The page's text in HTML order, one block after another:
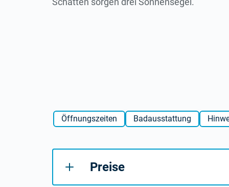
Öffnungszeiten Badausstattung
Preise